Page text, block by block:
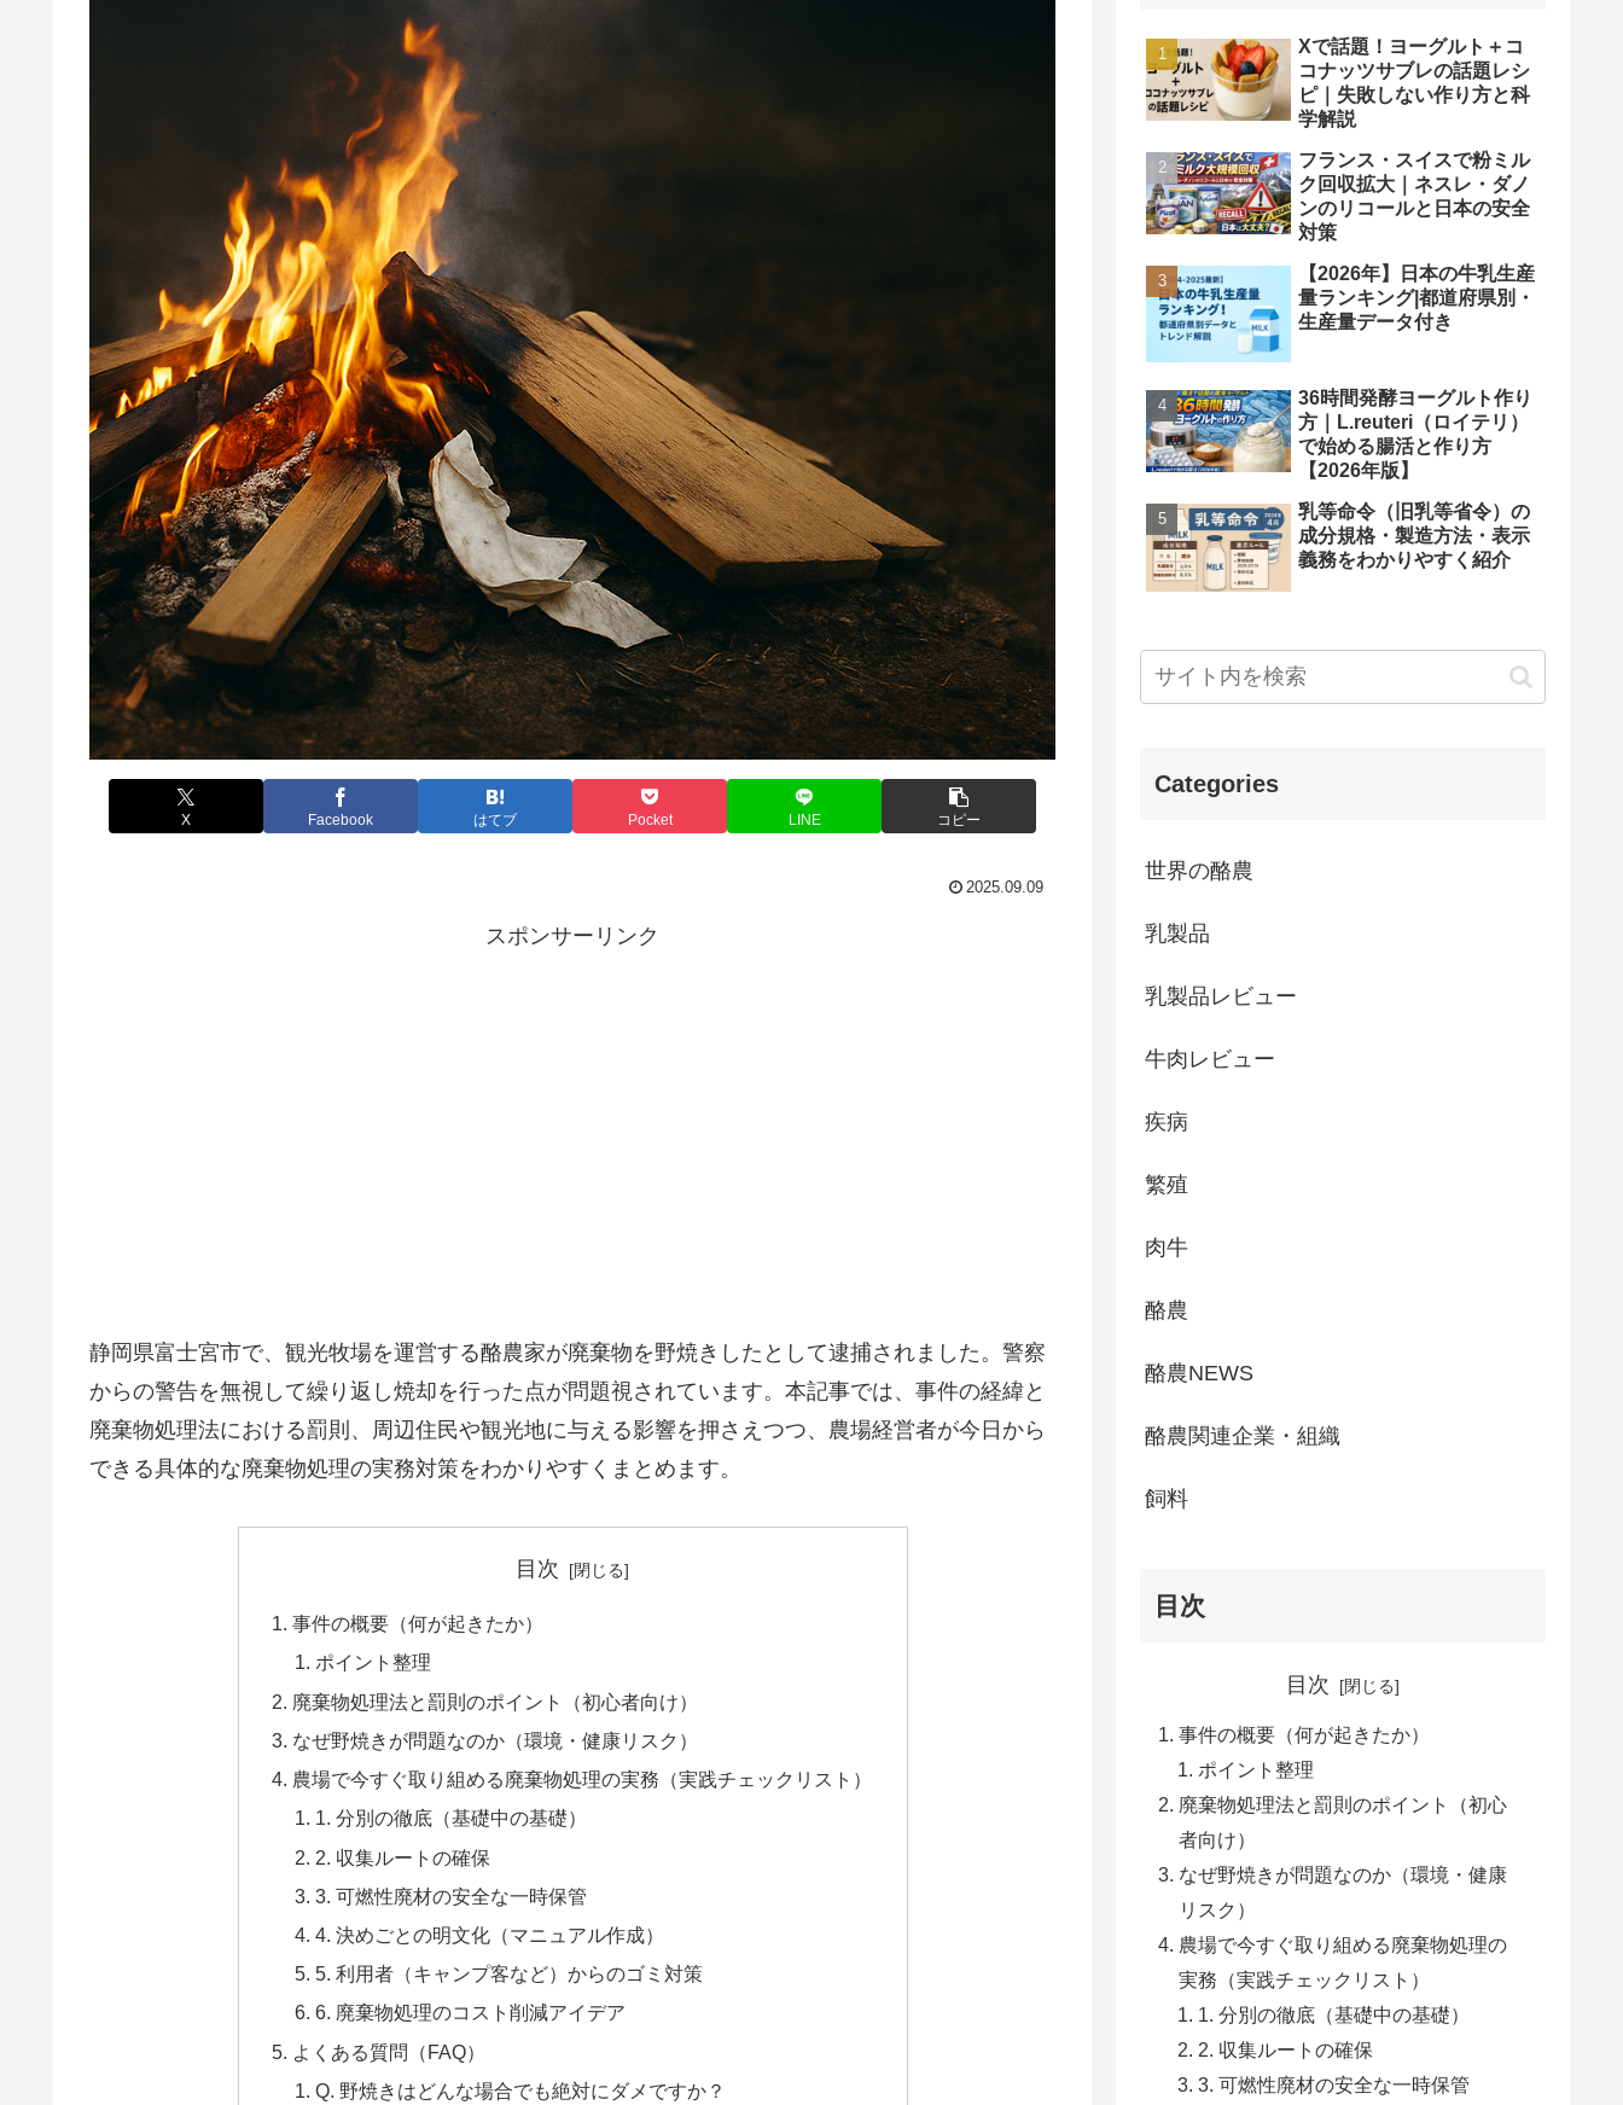
X Facebook はてブ Pocket LINE コピー
2025.09.09
スポンサーリンク
静岡県富士宮市で、観光牧場を運営する酪農家が廃棄物を野焼きしたとして逮捕されました。警察
からの警告を無視して繰り返し焼却を行った点が問題視されています。本記事では、事件の経緯と
廃棄物処理法における罰則、周辺住民や観光地に与える影響を押さえつつ、農場経営者が今日から
できる具体的な廃棄物処理の実務対策をわかりやすくまとめます。
目次
事件の概要（何が起きたか）
ポイント整理
廃棄物処理法と罰則のポイント（初心者向け）
なぜ野焼きが問題なのか（環境・健康リスク）
農場で今すぐ取り組める廃棄物処理の実務（実践チェックリスト）
1. 分別の徹底（基礎中の基礎）
2. 収集ルートの確保
3. 可燃性廃材の安全な一時保管
4. 決めごとの明文化（マニュアル作成）
5. 利用者（キャンプ客など）からのゴミ対策
6. 廃棄物処理のコスト削減アイデア
よくある質問（FAQ）
Q. 野焼きはどんな場合でも絶対にダメですか？
Xで話題！ヨーグルト＋コ
コナッツサブレの話題レシ
ピ｜失敗しない作り方と科
学解説
フランス・スイスで粉ミル
ク回収拡大｜ネスレ・ダノ
ンのリコールと日本の安全
対策
【2026年】日本の牛乳生産
量ランキング|都道府県別・
生産量データ付き
36時間発酵ヨーグルト作り
方｜L.reuteri（ロイテリ）
で始める腸活と作り方
【2026年版】
乳等命令（旧乳等省令）の
成分規格・製造方法・表示
義務をわかりやすく紹介
Categories
世界の酪農
乳製品
乳製品レビュー
牛肉レビュー
疾病
繁殖
肉牛
酪農
酪農NEWS
酪農関連企業・組織
飼料
目次
目次
事件の概要（何が起きたか）
ポイント整理
廃棄物処理法と罰則のポイント（初心
者向け）
なぜ野焼きが問題なのか（環境・健康
リスク）
農場で今すぐ取り組める廃棄物処理の
実務（実践チェックリスト）
1. 分別の徹底（基礎中の基礎）
2. 収集ルートの確保
3. 可燃性廃材の安全な一時保管